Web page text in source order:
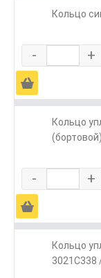
Кольцо
- +
Ä
Кольцо
- +
Ä
Кольцо